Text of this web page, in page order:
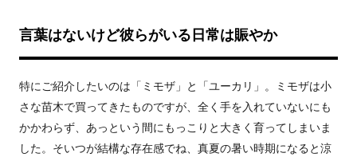
言葉はないけど彼らがいる日常は賑やか
特にご紹介したいのは「ミモザ」と「ユーカリ」。ミモザは小
さな苗木で買ってきたものですが、全く手を入れていないにも
かかわらず、あっという間にもっこりと大きく育ってしまいま
した。そいつが結構な存在感でね、真夏の暑い時期になると涼